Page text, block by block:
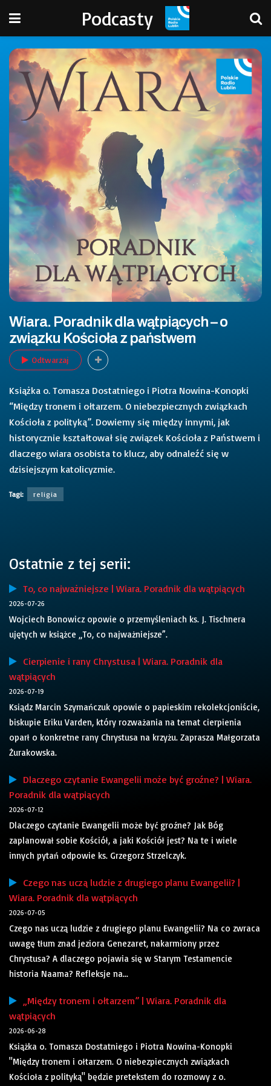
Podcasty
Wiara. Poradnik dla wątpiących – o
związku Kościoła z państwem
Odtwarzaj
Książka o. Tomasza Dostatniego i Piotra Nowina-Konopki
“Między tronem i ołtarzem. O niebezpiecznych związkach
Kościoła z polityką”. Dowiemy się między innymi, jak
historycznie kształtował się związek Kościoła z Państwem i
dlaczego wiara osobista to klucz, aby odnaleźć się w
dzisiejszym katolicyzmie.
Tagi: religia
Ostatnie z tej serii:
To, co najważniejsze | Wiara. Poradnik dla wątpiących
2026-07-26
Wojciech Bonowicz opowie o przemyśleniach ks. J. Tischnera
ujętych w książce „To, co najważniejsze”.
Cierpienie i rany Chrystusa | Wiara. Poradnik dla
wątpiących
2026-07-19
Ksiądz Marcin Szymańczuk opowie o papieskim rekolekcjoniście,
biskupie Eriku Varden, który rozważania na temat cierpienia
oparł o konkretne rany Chrystusa na krzyżu. Zaprasza Małgorzata
Żurakowska.
Dlaczego czytanie Ewangelii może być groźne? | Wiara.
Poradnik dla wątpiących
2026-07-12
Dlaczego czytanie Ewangelii może być groźne? Jak Bóg
zaplanował sobie Kościół, a jaki Kościół jest? Na te i wiele
innych pytań odpowie ks. Grzegorz Strzelczyk.
Czego nas uczą ludzie z drugiego planu Ewangelii? |
Wiara. Poradnik dla wątpiących
2026-07-05
Czego nas uczą ludzie z drugiego planu Ewangelii? Na co zwraca
uwagę tłum znad jeziora Genezaret, nakarmiony przez
Chrystusa? A dlaczego pojawia się w Starym Testamencie
historia Naama? Refleksje na...
„Między tronem i ołtarzem” | Wiara. Poradnik dla
wątpiących
2026-06-28
Książka o. Tomasza Dostatniego i Piotra Nowina-Konopki
"Między tronem i ołtarzem. O niebezpiecznych związkach
Kościoła z polityką" będzie pretekstem do rozmowy z o.